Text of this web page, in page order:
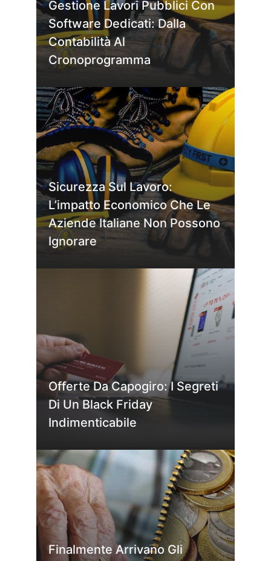
Gestione Lavori Pubblici Con
Software Dedicati: Dalla
Contabilità Al
Cronoprogramma
Sicurezza Sul Lavoro:
L’impatto Economico Che Le
Aziende Italiane Non Possono
Ignorare
Offerte Da Capogiro: I Segreti
Di Un Black Friday
Indimenticabile
Finalmente Arrivano Gli